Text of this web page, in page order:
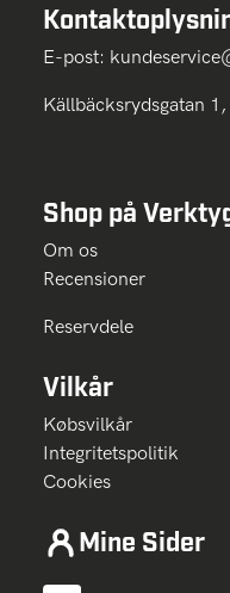
E-post:
Källbäcksrydsgatan
Shop på
Om os
Recensioner
Reservdele
Vilkår
Købsvilkår
Integritetspolitik
Cookies
Mine Sider